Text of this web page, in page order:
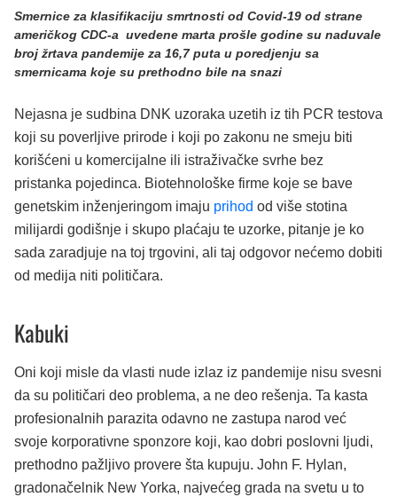
Smernice za klasifikaciju smrtnosti od Covid-19 od strane
američkog CDC-a uvedene marta prošle godine su naduvale
broj žrtava pandemije za 16,7 puta u poredjenju sa
smernicama koje su prethodno bile na snazi
Nejasna je sudbina DNK uzoraka uzetih iz tih PCR testova
koji su poverljive prirode i koji po zakonu ne smeju biti
korišćeni u komercijalne ili istraživačke svrhe bez
pristanka pojedinca. Biotehnološke firme koje se bave
genetskim inženjeringom imaju prihod od više stotina
milijardi godišnje i skupo plaćaju te uzorke, pitanje je ko
sada zaradjuje na toj trgovini, ali taj odgovor nećemo dobiti
od medija niti političara.
Kabuki
Oni koji misle da vlasti nude izlaz iz pandemije nisu svesni
da su političari deo problema, a ne deo rešenja. Ta kasta
profesionalnih parazita odavno ne zastupa narod već
svoje korporativne sponzore koji, kao dobri poslovni ljudi,
prethodno pažljivo provere šta kupuju. John F. Hylan,
gradonačelnik New Yorka, najvećeg grada na svetu u to